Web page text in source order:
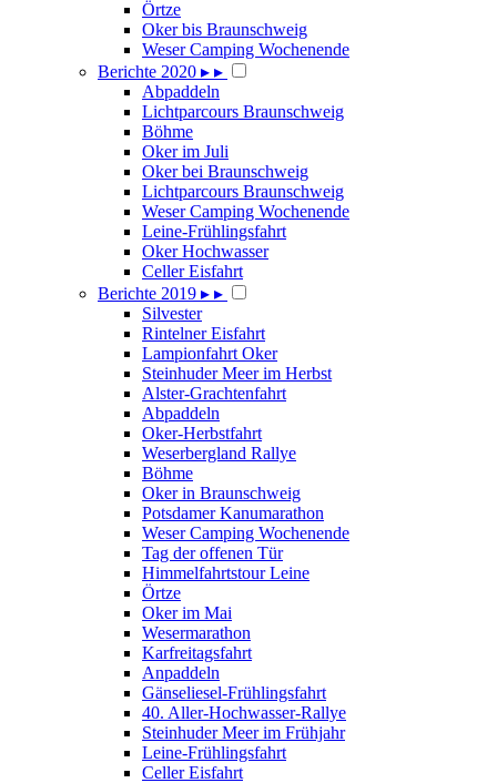
Örtze
Oker bis Braunschweig
Weser Camping Wochenende
Berichte 2020 ▸ ▸
Abpaddeln
Lichtparcours Braunschweig
Böhme
Oker im Juli
Oker bei Braunschweig
Lichtparcours Braunschweig
Weser Camping Wochenende
Leine-Frühlingsfahrt
Oker Hochwasser
Celler Eisfahrt
Berichte 2019 ▸ ▸
Silvester
Rintelner Eisfahrt
Lampionfahrt Oker
Steinhuder Meer im Herbst
Alster-Grachtenfahrt
Abpaddeln
Oker-Herbstfahrt
Weserbergland Rallye
Böhme
Oker in Braunschweig
Potsdamer Kanumarathon
Weser Camping Wochenende
Tag der offenen Tür
Himmelfahrtstour Leine
Örtze
Oker im Mai
Wesermarathon
Karfreitagsfahrt
Anpaddeln
Gänseliesel-Frühlingsfahrt
40. Aller-Hochwasser-Rallye
Steinhuder Meer im Frühjahr
Leine-Frühlingsfahrt
Celler Eisfahrt